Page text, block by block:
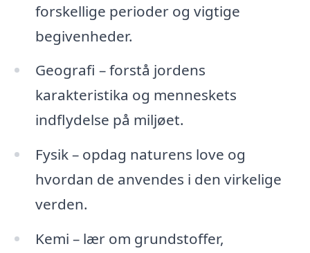
forskellige perioder og vigtige
begivenheder.
Geografi – forstå jordens
karakteristika og menneskets
indflydelse på miljøet.
Fysik – opdag naturens love og
hvordan de anvendes i den virkelige
verden.
Kemi – lær om grundstoffer,